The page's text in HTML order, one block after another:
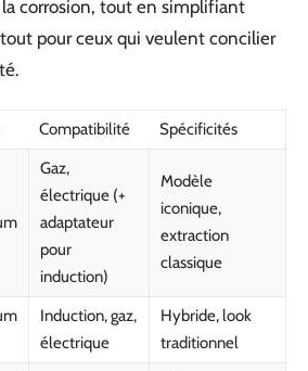
corrosion, tout en simplifiant
pour ceux qui veulent concilier
Compatibilité Spécificités
Gaz,
électrique (+
adaptateur
pour
induction)
Modèle
iconique,
extraction
classique
Induction, gaz,
électrique
Hybride, look
traditionnel